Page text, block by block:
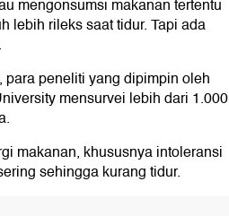
mengonsumsi makanan tertentu
lebih rileks saat tidur. Tapi ada
peneliti yang dipimpin oleh
mensurvei lebih dari 1.000
makanan, khususnya intoleransi
sehingga kurang tidur.